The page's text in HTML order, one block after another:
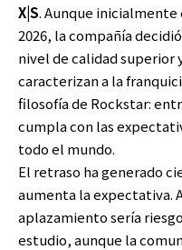
X|S. Aunque
2026, la compañía
nivel de calidad superior
caracterizan a la
filosofía de Rockstar:
cumpla con las
todo el mundo.
El retraso ha generado
aumenta la expectativa.
aplazamiento sería
estudio, aunque la